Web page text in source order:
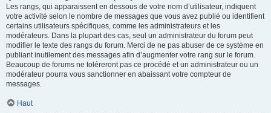
Les rangs, qui apparaissent en dessous de votre nom d’utilisateur, indiquent
votre activité selon le nombre de messages que vous avez publié ou identifient
certains utilisateurs spécifiques, comme les administrateurs et les
modérateurs. Dans la plupart des cas, seul un administrateur du forum peut
modifier le texte des rangs du forum. Merci de ne pas abuser de ce système en
publiant inutilement des messages afin d’augmenter votre rang sur le forum.
Beaucoup de forums ne toléreront pas ce procédé et un administrateur ou un
modérateur pourra vous sanctionner en abaissant votre compteur de
messages.
Haut